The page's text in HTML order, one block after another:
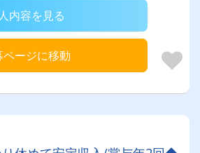
内容を見る
ページに移動